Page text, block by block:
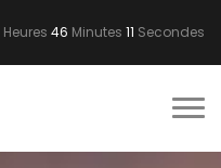
Heures46 Minutes10 Secondes